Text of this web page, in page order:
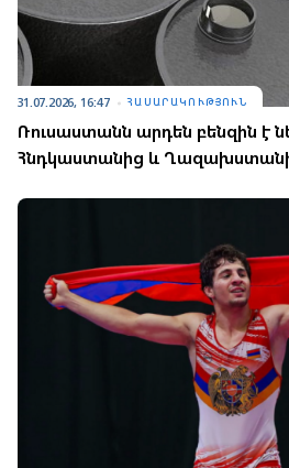
31.07.2026, 16:47 ՀԱՍԱՐԱԿՈՒԹՅՈՒՆ
Ռուսաստանն արդեն բենզին է
Հնդկաստանից և